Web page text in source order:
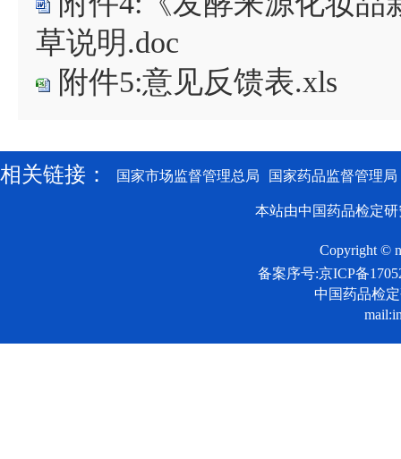
草说明.doc
附件5:意见反馈表.xls
相关链接： 国家市场监督管理总局 国家药品监督管理局
本站由中国药品检定
Copyright ©
备案序号:京ICP备
中国药品检